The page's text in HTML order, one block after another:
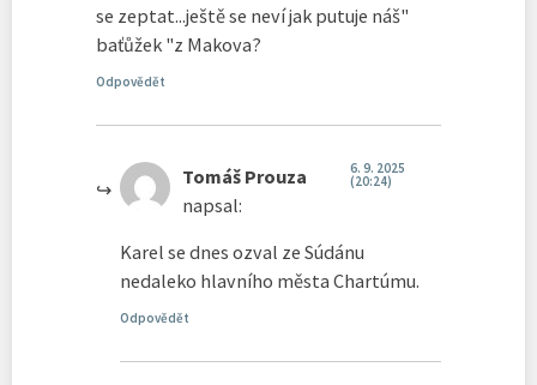
se zeptat...ještě se neví jak putuje náš"
baťůžek "z Makova?
Odpovědět
Tomáš Prouza
napsal:
6. 9. 2025
(20:24)
Karel se dnes ozval ze Súdánu
nedaleko hlavního města Chartúmu.
Odpovědět